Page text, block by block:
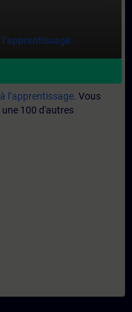
l’apprentissage. Vous
100 d'autres